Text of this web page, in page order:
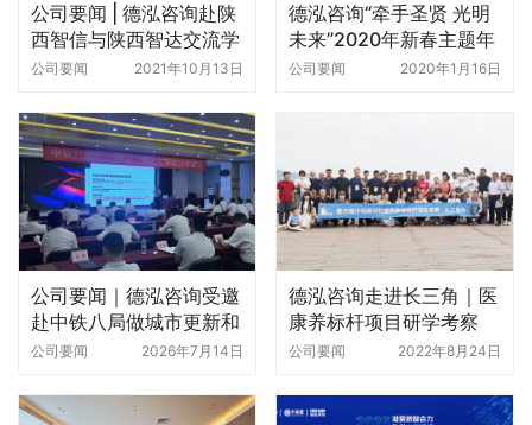
公司要闻 | 德泓咨询赴陕
西智信与陕西智达交流学
习
公司要闻 2021年10月13日
德泓咨询“牵手圣贤 光明
未来”2020年新春主题年
会圆满举行
公司要闻 2020年1月16日
公司要闻｜德泓咨询受邀
赴中铁八局做城市更新和
地下管网专题培训
公司要闻 2026年7月14日
德泓咨询走进长三角｜医
康养标杆项目研学考察
公司要闻 2022年8月24日